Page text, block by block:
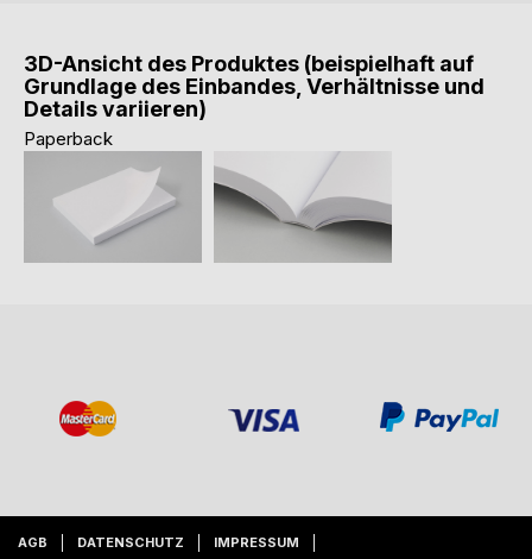
3D-Ansicht des Produktes (beispielhaft auf
Grundlage des Einbandes, Verhältnisse und
Details variieren)
Paperback
AGB DATENSCHUTZ IMPRESSUM